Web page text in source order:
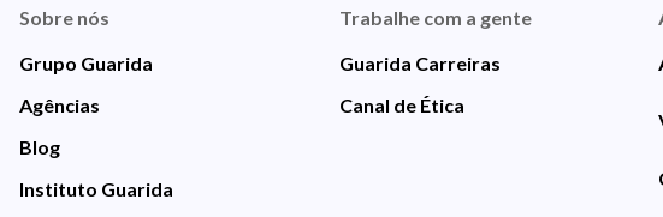
Sobre nós
Grupo Guarida
Agências
Blog
Instituto Guarida
Trabalhe com a gente
Guarida Carreiras
Canal de Ética